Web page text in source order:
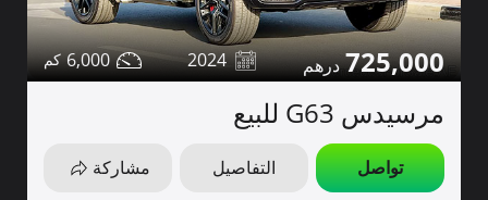
725,000
2024
6,000
مرسيدس G63 للبيع
تواصل التفاصيل مشاركة